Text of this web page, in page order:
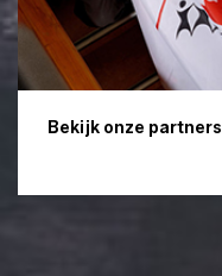
Bekijk onze partners